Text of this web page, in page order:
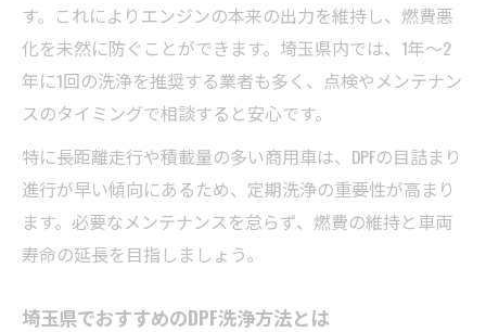
す。これによりエンジンの本来の出力を維持し、燃費悪
化を未然に防ぐことができます。埼玉県内では、1年～2
年に1回の洗浄を推奨する業者も多く、点検やメンテナン
スのタイミングで相談すると安心です。
特に長距離走行や積載量の多い商用車は、DPFの目詰まり
進行が早い傾向にあるため、定期洗浄の重要性が高まり
ます。必要なメンテナンスを怠らず、燃費の維持と車両
寿命の延長を目指しましょう。
埼玉県でおすすめのDPF洗浄方法とは